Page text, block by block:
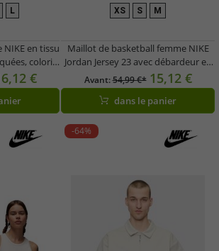
L
en tissu
coloris
€
XS S M
Maillot de basketball femme NIKE
Jordan Jersey 23 avec débardeur en
mesh (FN6687) - Bleu ou Noir
Avant:54,99 €* 15,12 €
dans le panier
-64%